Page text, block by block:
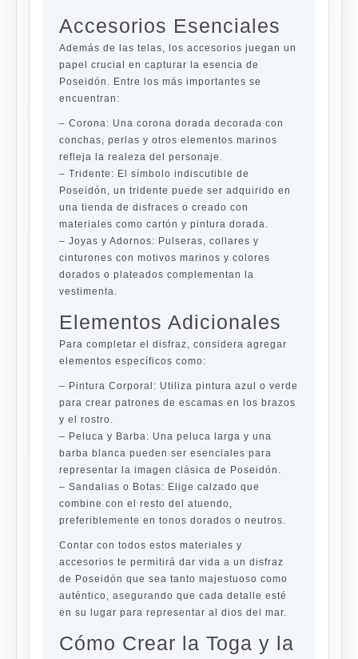
Accesorios Esenciales
Además de las telas, los accesorios juegan un
papel crucial en capturar la esencia de
Poseidón. Entre los más importantes se
encuentran:
– Corona: Una corona dorada decorada con
conchas, perlas y otros elementos marinos
refleja la realeza del personaje.
– Tridente: El símbolo indiscutible de
Poseidón, un tridente puede ser adquirido en
una tienda de disfraces o creado con
materiales como cartón y pintura dorada.
– Joyas y Adornos: Pulseras, collares y
cinturones con motivos marinos y colores
dorados o plateados complementan la
vestimenta.
Elementos Adicionales
Para completar el disfraz, considera agregar
elementos específicos como:
– Pintura Corporal: Utiliza pintura azul o verde
para crear patrones de escamas en los brazos
y el rostro.
– Peluca y Barba: Una peluca larga y una
barba blanca pueden ser esenciales para
representar la imagen clásica de Poseidón.
– Sandalias o Botas: Elige calzado que
combine con el resto del atuendo,
preferiblemente en tonos dorados o neutros.
Contar con todos estos materiales y
accesorios te permitirá dar vida a un disfraz
de Poseidón que sea tanto majestuoso como
auténtico, asegurando que cada detalle esté
en su lugar para representar al dios del mar.
Cómo Crear la Toga y la